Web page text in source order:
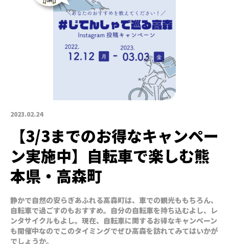
2023.02.24
【3/3までのお得なキャンペー
ン実施中】自転車で楽しむ熊
本県・高森町
静かで自然の安らぎあふれる高森町は、車での観光ももちろん、
自転車で過ごすのもおすすめ。自分の自転車を持ち込むよし、レ
ンタサイクルもよし。現在、自転車に関するお得なキャンペーン
も開催中なのでこのタイミングでぜひ高森を訪れてみてはいかが
でしょうか。